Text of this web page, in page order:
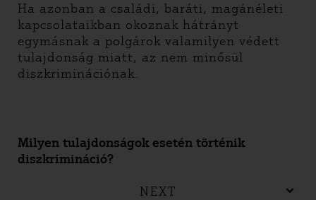
Ha azonban a családi, baráti, magánéleti
kapcsolataikban okoznak hátrányt
egymásnak a polgárok valamilyen védett
tulajdonság miatt, az nem minősül
diszkriminációnak.
Milyen tulajdonságok esetén történik
diszkrimináció?
NEXT